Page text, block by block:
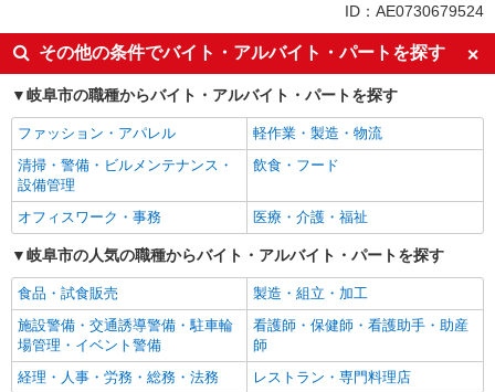
英語が活かせる
ボーナス・賞与あり
日払い
車通勤OK
交通費支給
社会保険あり
社員登用あり
ID：AE0730679524
その他の条件でバイト・アルバイト・パートを探す
岐阜市の職種からバイト・アルバイト・パートを探す
ファッション・アパレル
軽作業・製造・物流
清掃・警備・ビルメンテナンス・
設備管理
飲食・フード
オフィスワーク・事務 医療・介護・福祉
岐阜市の人気の職種からバイト・アルバイト・パートを探す
食品・試食販売
製造・組立・加工
施設警備・交通誘導警備・駐車輪
場管理・イベント警備
看護師・保健師・看護助手・助産
師
経理・人事・労務・総務・法務
レストラン・専門料理店